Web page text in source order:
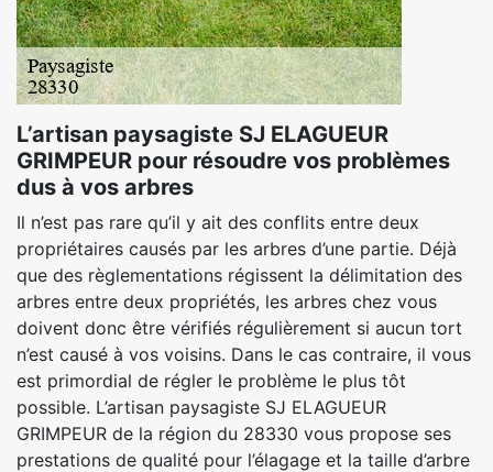
L’artisan paysagiste SJ ELAGUEUR
GRIMPEUR pour résoudre vos problèmes
dus à vos arbres
Il n’est pas rare qu’il y ait des conflits entre deux
propriétaires causés par les arbres d’une partie. Déjà
que des règlementations régissent la délimitation des
arbres entre deux propriétés, les arbres chez vous
doivent donc être vérifiés régulièrement si aucun tort
n’est causé à vos voisins. Dans le cas contraire, il vous
est primordial de régler le problème le plus tôt
possible. L’artisan paysagiste SJ ELAGUEUR
GRIMPEUR de la région du 28330 vous propose ses
prestations de qualité pour l’élagage et la taille d’arbre